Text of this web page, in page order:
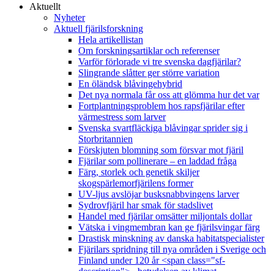
Aktuellt
Nyheter
Aktuell fjärilsforskning
Hela artikellistan
Om forskningsartiklar och referenser
Varför förlorade vi tre svenska dagfjärilar?
Slingrande slåtter ger större variation
En öländsk blåvingehybrid
Det nya normala får oss att glömma hur det var
Fortplantningsproblem hos rapsfjärilar efter
värmestress som larver
Svenska svartfläckiga blåvingar sprider sig i
Storbritannien
Förskjuten blomning som försvar mot fjäril
Fjärilar som pollinerare – en laddad fråga
Färg, storlek och genetik skiljer
skogspärlemorfjärilens former
UV-ljus avslöjar busksnabbvingens larver
Sydrovfjäril har smak för stadslivet
Handel med fjärilar omsätter miljontals dollar
Vätska i vingmembran kan ge fjärilsvingar färg
Drastisk minskning av danska habitatspecialister
Fjärilars spridning till nya områden i Sverige och
Finland under 120 år <span class="sf-